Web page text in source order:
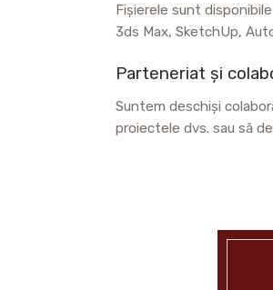
Fișierele sunt
3ds Max, SketchUp,
Parteneriat și
Suntem deschiși
proiectele dvs. sau să